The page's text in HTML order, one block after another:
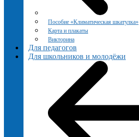
Пособие «Климатическая шкатулка»
Карта и плакаты
Викторина
Для педагогов
Для школьников и молодёжи